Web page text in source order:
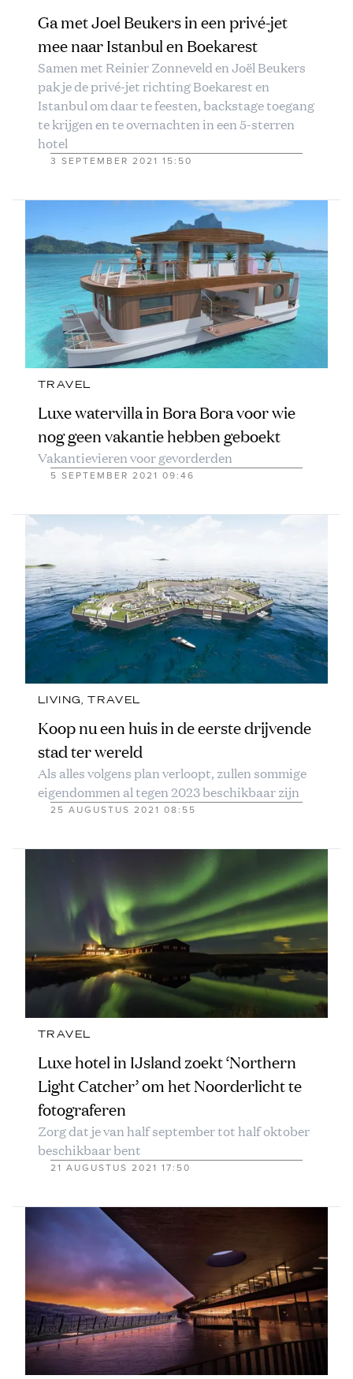
Ga met Joel Beukers in een privé-jet
mee naar Istanbul en Boekarest
Samen met Reinier Zonneveld en Joël Beukers
pak je de privé-jet richting Boekarest en
Istanbul om daar te feesten, backstage toegang
te krijgen en te overnachten in een 5-sterren
hotel
3 SEPTEMBER 2021 15:50
TRAVEL
Luxe watervilla in Bora Bora voor wie
nog geen vakantie hebben geboekt
Vakantievieren voor gevorderden
5 SEPTEMBER 2021 09:46
LIVING , TRAVEL
Koop nu een huis in de eerste drijvende
stad ter wereld
Als alles volgens plan verloopt, zullen sommige
eigendommen al tegen 2023 beschikbaar zijn
25 AUGUSTUS 2021 08:55
TRAVEL
Luxe hotel in IJsland zoekt ‘Northern
Light Catcher’ om het Noorderlicht te
fotograferen
Zorg dat je van half september tot half oktober
beschikbaar bent
21 AUGUSTUS 2021 17:50